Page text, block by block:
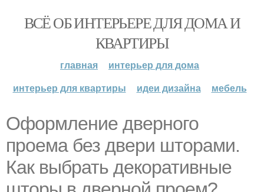
ВСЁ ОБ ИНТЕРЬЕРЕ ДЛЯ ДОМА И
КВАРТИРЫ
главная
интерьер для дома
интерьер для квартиры
идеи дизайна мебель
Оформление дверного
проема без двери шторами.
Как выбрать декоративные